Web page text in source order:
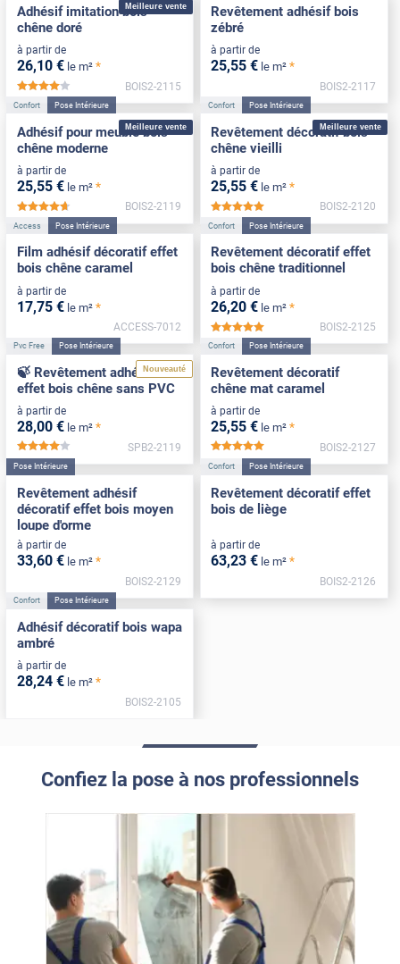
Meilleure vente
Adhésif imitation bois
chêne doré
à partir de
26,10 € le m² *
*****
BOIS2-2115
Revêtement adhésif bois
zébré
à partir de
25,55 € le m² *
BOIS2-2117
Meilleure vente
Confort Pose Intérieure
Adhésif pour meuble bois
chêne moderne
à partir de
25,55 € le m² *
*****
BOIS2-2119
Meilleure vente
Confort Pose Intérieure
Revêtement décoratif bois
chêne vieilli
à partir de
25,55 € le m² *
BOIS2-2120
Access Pose Intérieure
Film adhésif décoratif effet
bois chêne caramel
à partir de
17,75 € le m² *
ACCESS-7012
Confort Pose Intérieure
Revêtement décoratif effet
bois chêne traditionnel
à partir de
26,20 € le m² *
BOIS2-2125
Nouveauté
Pvc Free Pose Intérieure
🍃 Revêtement adhésif
effet bois chêne sans PVC
à partir de
28,00 € le m² *
*****
SPB2-2119
Confort Pose Intérieure
Revêtement décoratif
chêne mat caramel
à partir de
25,55 € le m² *
BOIS2-2127
Pose Intérieure
Revêtement adhésif
décoratif effet bois moyen
loupe d'orme
à partir de
33,60 € le m² *
BOIS2-2129
Confort Pose Intérieure
Revêtement décoratif effet
bois de liège
à partir de
63,23 € le m² *
BOIS2-2126
Confort Pose Intérieure
Adhésif décoratif bois wapa
ambré
à partir de
28,24 € le m² *
BOIS2-2105
Confiez la pose à nos professionnels